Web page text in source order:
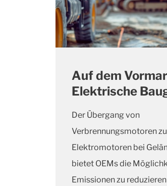
Auf dem
Elektrische
Der Übergang von
Verbrennungsmotoren zu
Elektromotoren bei
bietet OEMs die
Emissionen zu